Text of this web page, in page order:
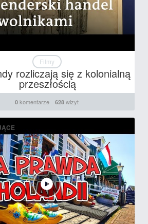
Filmy
rozliczają się z kolonialną
przeszłością
0 komentarze 628 wizyt